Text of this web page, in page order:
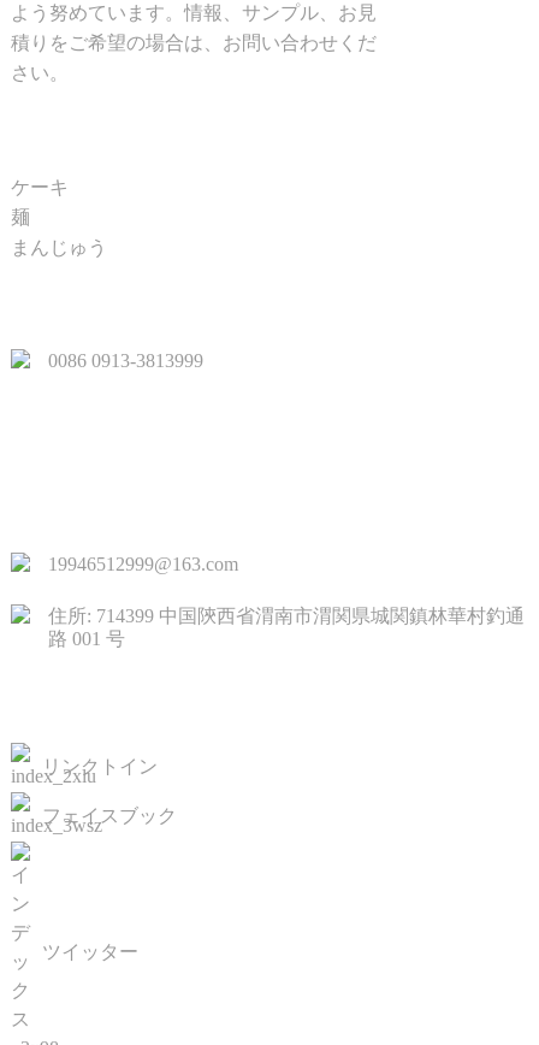
よう努めています。情報、サンプル、お見
積りをご希望の場合は、お問い合わせくだ
さい。
ケーキ
麺
まんじゅう
0086 0913-3813999
19946512999@163.com
住所: 714399 中国陝西省渭南市渭関県城関鎮林華村釣通
路 001 号
リンクトイン
フェイスブック
ツイッター